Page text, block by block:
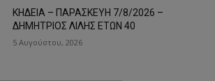
ΚΗΔΕΙΑ – ΠΑΡΑΣΚΕΥΗ 7/8/2026 –
ΔΗΜΗΤΡΙΟΣ ΛΙΛΗΣ ΕΤΩΝ 40
5 Αυγούστου, 2026